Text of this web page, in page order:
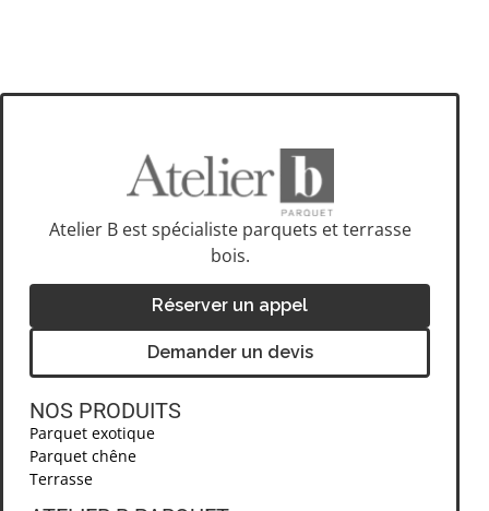
Atelier B est spécialiste parquets et terrasse
bois.
Réserver un appel
Demander un devis
NOS PRODUITS
Parquet exotique
Parquet chêne
Terrasse